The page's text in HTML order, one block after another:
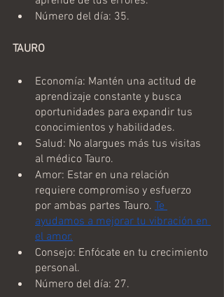
Número del día: 35.
TAURO
Economía: Mantén una actitud de
aprendizaje constante y busca
oportunidades para expandir tus
conocimientos y habilidades.
Salud: No alargues más tus visitas
al médico Tauro.
Amor: Estar en una relación
requiere compromiso y esfuerzo
por ambas partes Tauro. Te
ayudamos a mejorar tu vibración en
el amor.
Consejo: Enfócate en tu crecimiento
personal.
Número del día: 27.